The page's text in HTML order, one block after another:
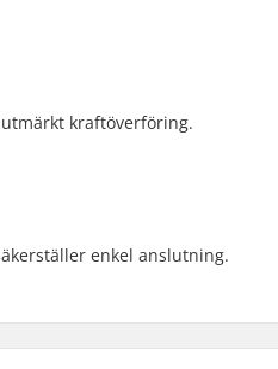
kraftöverföring.
enkel anslutning.